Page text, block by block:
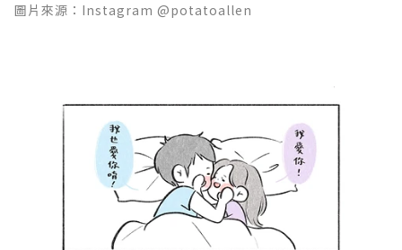
圖片來源：Instagram @potatoallen